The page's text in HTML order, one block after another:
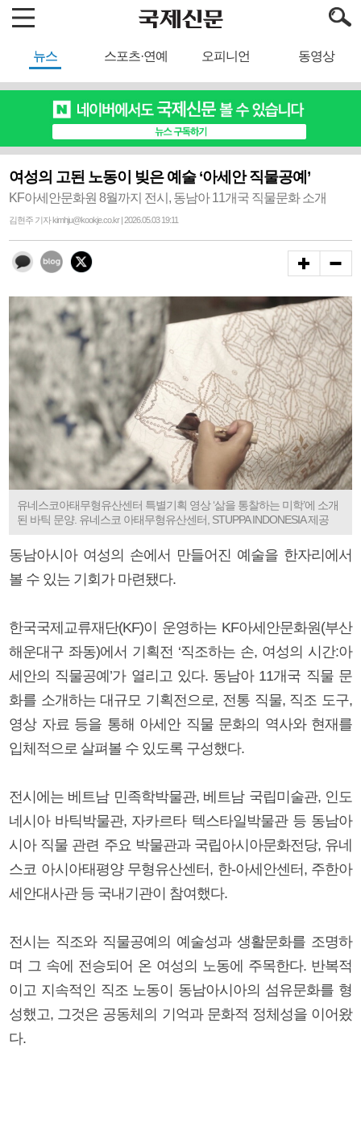
뉴스 스포츠·연예 오피니언 동영상
여성의 고된 노동이 빚은 예술 ‘아세안 직물공예’
KF아세안문화원 8월까지 전시, 동남아 11개국 직물문화 소개
김현주 기자 kimhju@kookje.co.kr | 2026.05.03 19:11
유네스코아태무형유산센터 특별기획 영상 ‘삶을 통찰하는 미학’에 소개
된 바틱 문양. 유네스코 아태무형유산센터, STUPPA INDONESIA 제공
동남아시아 여성의 손에서 만들어진 예술을 한자리에서
볼 수 있는 기회가 마련됐다.
한국국제교류재단(KF)이 운영하는 KF아세안문화원(부산
해운대구 좌동)에서 기획전 ‘직조하는 손, 여성의 시간:아
세안의 직물공예’가 열리고 있다. 동남아 11개국 직물 문
화를 소개하는 대규모 기획전으로, 전통 직물, 직조 도구,
영상 자료 등을 통해 아세안 직물 문화의 역사와 현재를
입체적으로 살펴볼 수 있도록 구성했다.
전시에는 베트남 민족학박물관, 베트남 국립미술관, 인도
네시아 바틱박물관, 자카르타 텍스타일박물관 등 동남아
시아 직물 관련 주요 박물관과 국립아시아문화전당, 유네
스코 아시아태평양 무형유산센터, 한-아세안센터, 주한아
세안대사관 등 국내기관이 참여했다.
전시는 직조와 직물공예의 예술성과 생활문화를 조명하
며 그 속에 전승되어 온 여성의 노동에 주목한다. 반복적
이고 지속적인 직조 노동이 동남아시아의 섬유문화를 형
성했고, 그것은 공동체의 기억과 문화적 정체성을 이어왔
다.